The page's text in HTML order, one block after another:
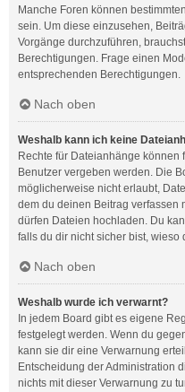
Manche Foren können
sein. Um diese einzusehen,
Vorgänge durchzuführen,
Berechtigungen. Frage einen
entsprechenden Berechtigungen.
Nach oben
Weshalb kann ich keine
Rechte für Dateianhänge können
Benutzer vergeben werden. Die
möglicherweise nicht erlaubt,
dem du deinen Beitrag verfassen
dürfen Dateien hochladen. Du
falls du dir nicht sicher bist,
Nach oben
Weshalb wurde ich verwarnt?
In jedem Board gibt es eigene
festgelegt werden. Wenn du
kann sie dir eine Verwarnung
Entscheidung der Administration
nichts mit dieser Verwarnung zu